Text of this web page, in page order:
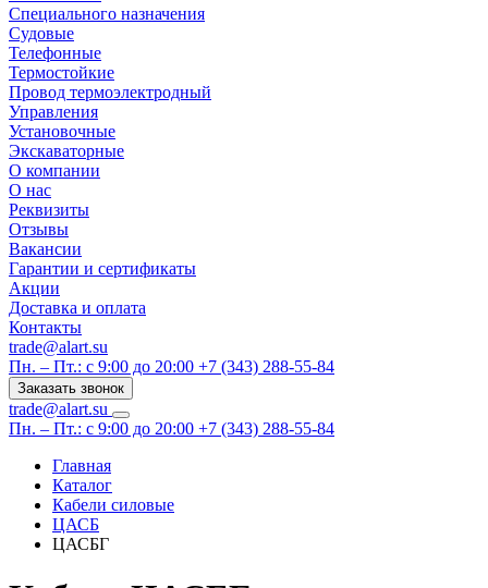
Специального назначения
Судовые
Телефонные
Термостойкие
Провод термоэлектродный
Управления
Установочные
Экскаваторные
О компании
О нас
Реквизиты
Отзывы
Вакансии
Гарантии и сертификаты
Акции
Доставка и оплата
Контакты
trade@alart.su
Пн. – Пт.: с 9:00 до 20:00 +7 (343) 288-55-84
Заказать звонок
trade@alart.su
Пн. – Пт.: с 9:00 до 20:00 +7 (343) 288-55-84
Главная
Каталог
Кабели силовые
ЦАСБ
ЦАСБГ